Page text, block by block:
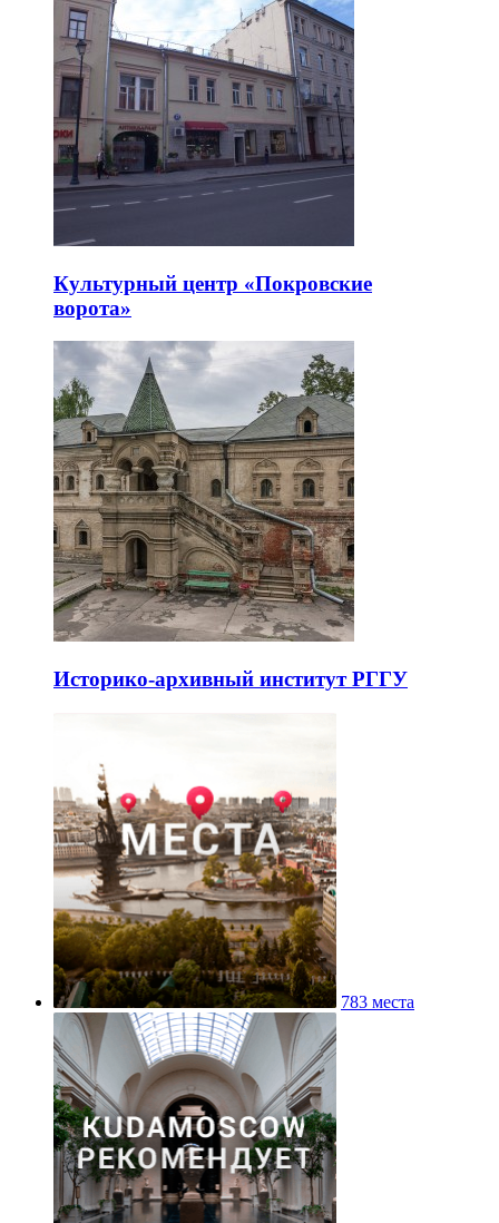
Культурный центр «Покровские
ворота»
Историко-архивный институт РГГУ
783 места